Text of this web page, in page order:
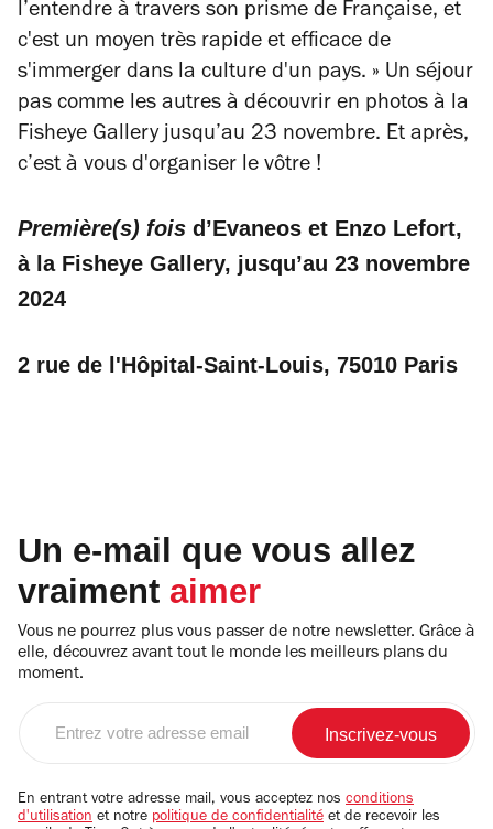
l’entendre à travers son prisme de Française, et
c'est un moyen très rapide et efficace de
s'immerger dans la culture d'un pays. » Un séjour
pas comme les autres à découvrir en photos à la
Fisheye Gallery jusqu’au 23 novembre. Et après,
c’est à vous d'organiser le vôtre !
Première(s) fois d’Evaneos et Enzo Lefort,
à la Fisheye Gallery, jusqu’au 23 novembre
2024
2 rue de l'Hôpital-Saint-Louis, 75010 Paris
Un e-mail que vous allez
vraiment aimer
Vous ne pourrez plus vous passer de notre newsletter. Grâce à
elle, découvrez avant tout le monde les meilleurs plans du
moment.
email
En entrant votre adresse mail, vous acceptez nos conditions
d'utilisation et notre politique de confidentialité et de recevoir les